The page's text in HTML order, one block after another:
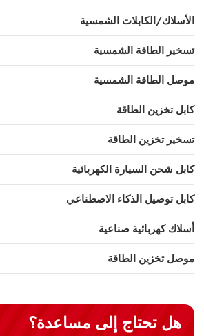
الأسلاك/الكابلات الشمسية
تسخير الطاقة الشمسية
موصل الطاقة الشمسية
كابل تخزين الطاقة
تسخير تخزين الطاقة
كابل شحن السيارة الكهربائية
كابل توصيل الذكاء الاصطناعي
أسلاك كهربائية صناعية
موصل تخزين الطاقة
هل تحتاج إلى مساعدة؟